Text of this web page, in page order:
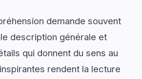
demande souvent
description générale et
qui donnent du sens au
rendent la lecture